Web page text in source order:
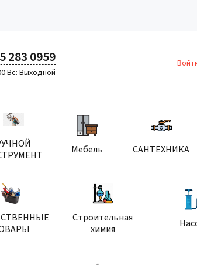
283 0959
Вс: Выходной
Мебель САНТЕХНИКА
Строительная
химия